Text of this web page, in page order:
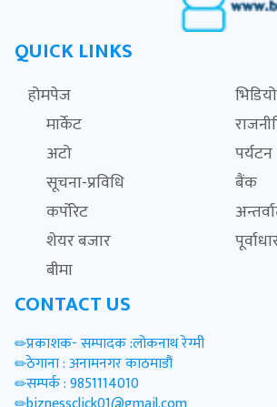
QUICK LINKS
होमपेज
भिडियो
मार्केट
अटो
पर्यटन
सूचना-प्रविधि
बैंक
कर्पोरेट
शेयर बजार
बीमा
CONTACT US
प्रकाशक- सम्पादक :लोकनाथ रेग्मी
ठेगाना : अनामनगर काठमाडौं
सम्पर्क : 9851114010